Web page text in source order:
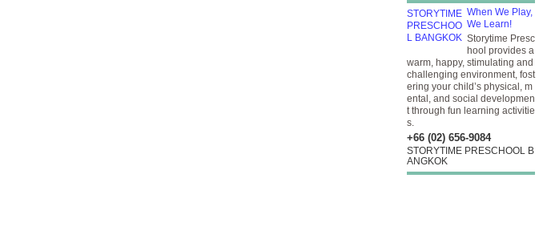
When We Play,
We Learn!
Storytime Presc
hool provides a
warm, happy, stimulating and
challenging environment, fost
ering your child’s physical, m
ental, and social developmen
t through fun learning activitie
s.
+66 (02) 656-9084
STORYTIME PRESCHOOL B
ANGKOK